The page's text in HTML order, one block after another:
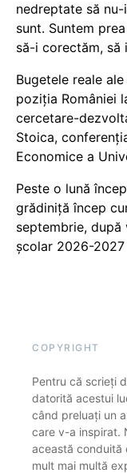
nedreptate să
sunt. Suntem
să-i corectăm, să
Bugetele reale
poziția României
cercetare-
Stoica,
Economice a
Peste o lună
grădiniță încep
septembrie, după
școlar 2026-
COPYRIGHT
Pentru că scrieți
datorită acestui
când preluați un
care v-a inspirat.
această conduită
mult mai multă